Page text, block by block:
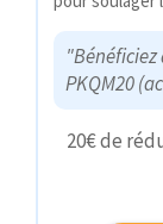
"Bénéficiez
PKQM20
20€ de